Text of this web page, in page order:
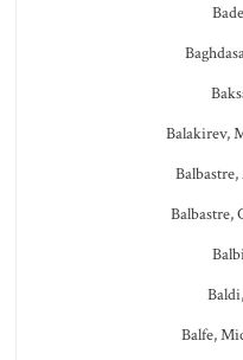
Balakirev,
Balbastre,
Balfe,